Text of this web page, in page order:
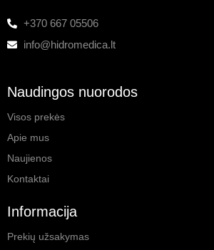
+370 667 05506
info@hidromedica.lt
Naudingos nuorodos
Visos prekės
Apie mus
Naujienos
Kontaktai
Informacija
Prekių užsakymas